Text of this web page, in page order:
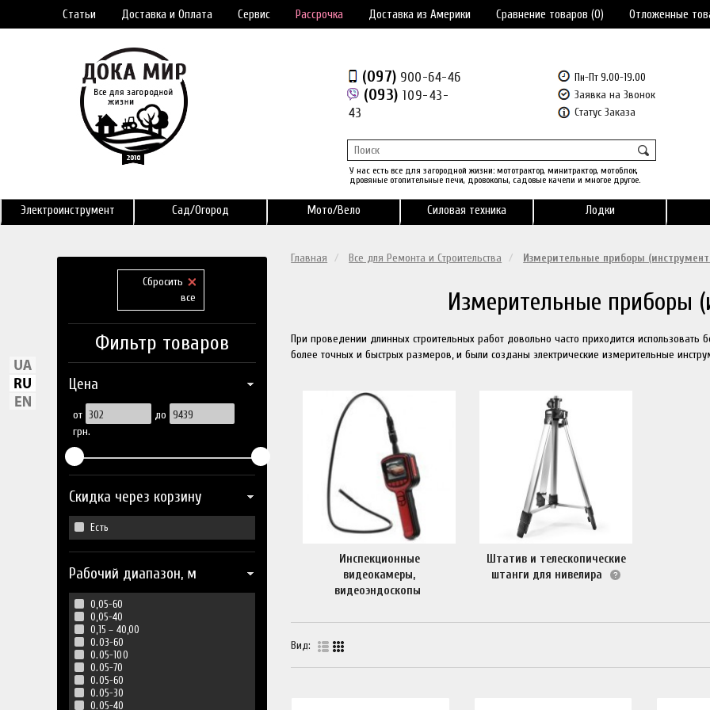
Статьи Доставка и Оплата Сервис Рассрочка Доставка из Америки Сравнение товаров (0) Отложенные
(097) 900-64-46
(093) 109-43-
43
Пн-Пт 9.00-19.00
Заявка на Звонок
Статус Заказа
У нас есть все для загородной жизни: мототрактор, минитрактор, мотоблок,
дровяные отопительные печи, дровоколы, садовые качели и многое другое.
Электроинструмент Сад/Огород Мото/Вело Силовая техника Лодки
Сбросить
все
Фильтр товаров
Цена
от
до
грн.
Скидка через корзину
Есть
Рабочий диапазон, м
0,05-60
0,05-40
0,15 – 40,00
0.03-60
0.05-100
0.05-70
0.05-60
0.05-30
0.05-40
Главная Все для Ремонта и Строительства Измерительные приборы
Измерительные приборы
При проведении длинных строительных работ довольно часто приходится
более точных и быстрых размеров, и были созданы электрические измерительные
Инспекционные
видеокамеры,
видеоэндоскопы
Штатив и телескопические
штанги для нивелира
Вид: